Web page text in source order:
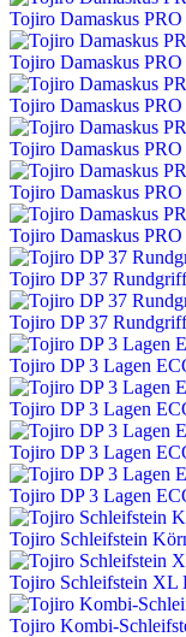
Tojiro Damaskus
Tojiro Damaskus
Tojiro Damaskus
Tojiro Damaskus
Tojiro Damaskus
Tojiro Damaskus
Tojiro DP 37
Tojiro DP 37
Tojiro DP 3 Lagen
Tojiro DP 3 Lagen
Tojiro DP 3 Lagen
Tojiro DP 3 Lagen
Tojiro Schleifstein
Tojiro Schleifstein XL
Tojiro Kombi-